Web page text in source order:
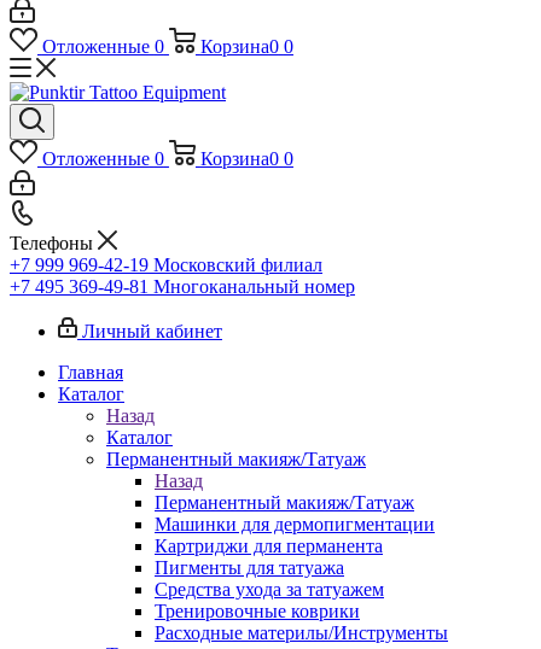
Отложенные 0 Корзина0 0
Отложенные 0 Корзина0 0
Телефоны
+7 999 969-42-19 Московский филиал
+7 495 369-49-81 Многоканальный номер
Личный кабинет
Главная
Каталог
Назад
Каталог
Перманентный макияж/Татуаж
Назад
Перманентный макияж/Татуаж
Машинки для дермопигментации
Картриджи для перманента
Пигменты для татуажа
Средства ухода за татуажем
Тренировочные коврики
Расходные материлы/Инструменты